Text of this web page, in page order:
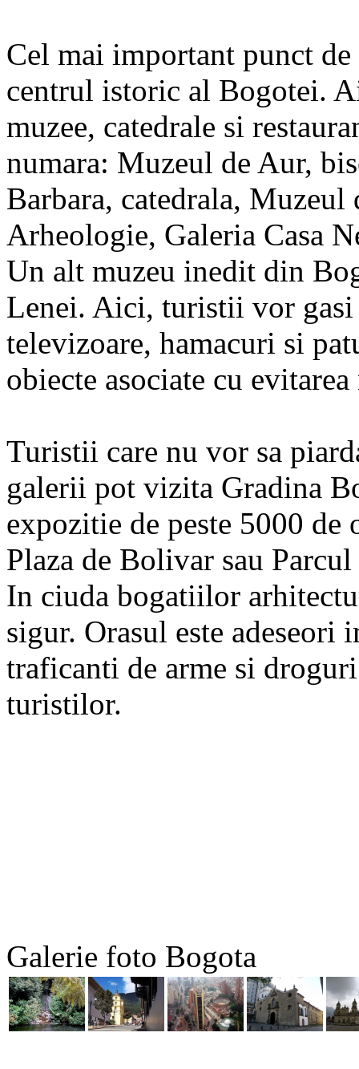
Cel mai important punct
centrul istoric al Bogotei.
muzee, catedrale si
numara: Muzeul de Aur,
Barbara, catedrala,
Arheologie, Galeria Casa
Un alt muzeu inedit din
Lenei. Aici, turistii vor gasi
televizoare, hamacuri si
obiecte asociate cu
Turistii care nu vor sa
galerii pot vizita Gradina
expozitie de peste 5000
Plaza de Bolivar sau
In ciuda bogatiilor
sigur. Orasul este adeseori
traficanti de arme si
turistilor.
Galerie foto Bogota